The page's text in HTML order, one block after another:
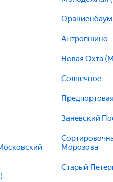
Антропшино
Новая Охта
Солнечное
Предпортовая
Заневский
Морозова
Старый